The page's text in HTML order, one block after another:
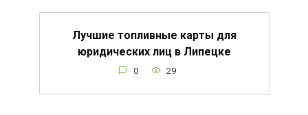
Лучшие топливные карты для
юридических лиц в Липецке
0 29